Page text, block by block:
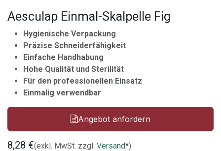
Aesculap Einmal-Skalpelle Fig
Hygienische Verpackung
Präzise Schneiderfähigkeit
Einfache Handhabung
Hohe Qualität und Sterilität
Für den professionellen Einsatz
Einmalig verwendbar
Angebot anfordern
8,28 €(exkl. MwSt. zzgl. Versand*)